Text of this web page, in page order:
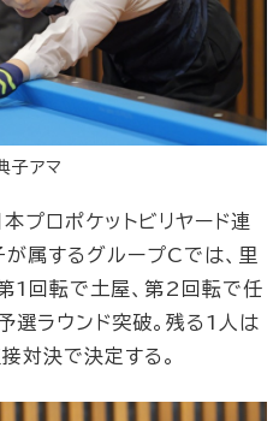
子アマ
プロポケットビリヤード連
が属するグループCでは、里
1回転で土屋、第2回転で任
選ラウンド突破。残る1人は
対決で決定する。